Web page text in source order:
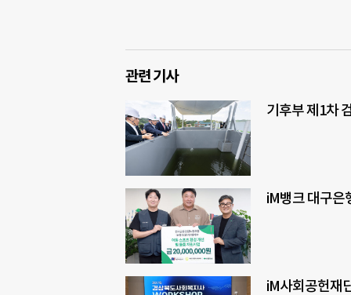
관련 기사
기후부 제1차
iM뱅크 대구은
iM사회공헌재